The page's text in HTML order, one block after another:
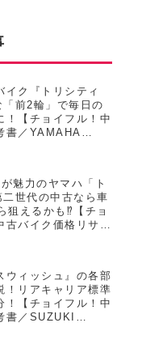
イク『トリシティ
前2輪」で毎日の
！【チョイフル！中
書／YAMAHA
魅力のヤマハ「ト
世代の中古なら車
狙えるかも⁉【チョ
古バイク価格リサー
ウィッシュ』の各部
！リアキャリア標準
！【チョイフル！中
書／SUZUKI